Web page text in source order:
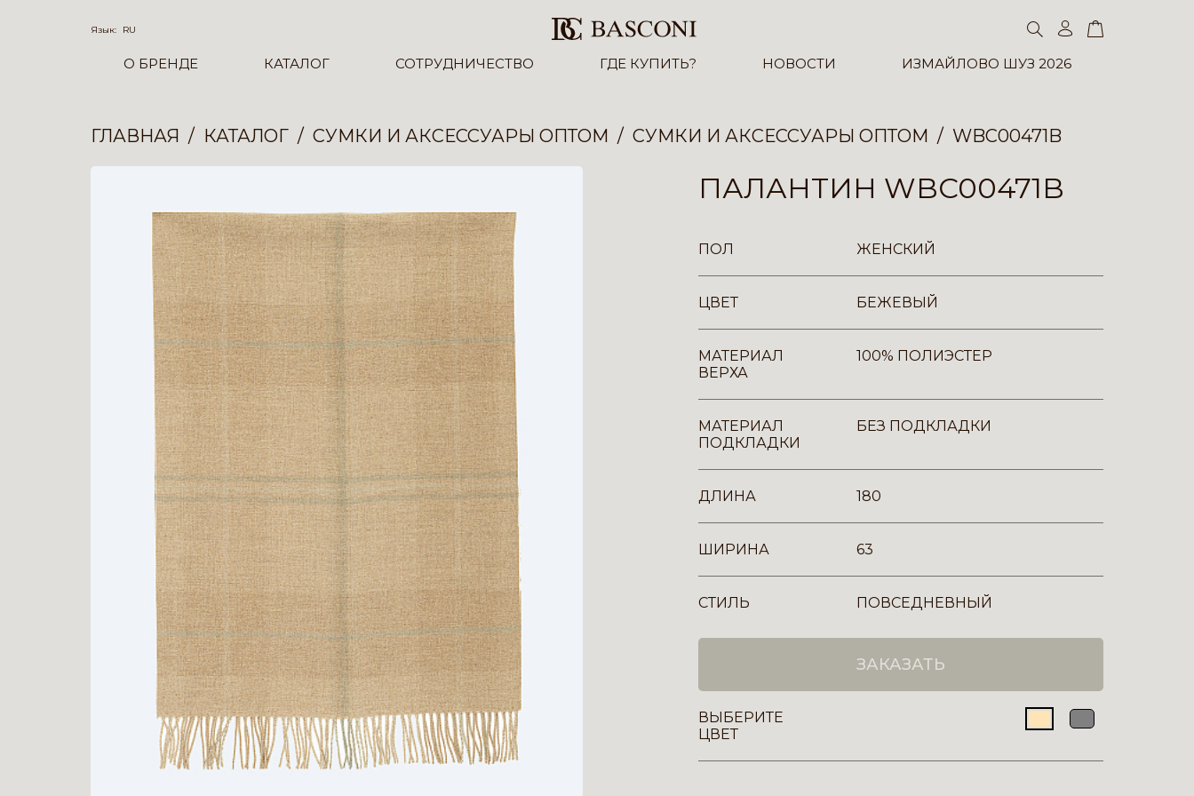
Язык: RU
О БРЕНДЕ КАТАЛОГ СОТРУДНИЧЕСТВО ГДЕ КУПИТЬ? НОВОСТИ ИЗМАЙЛОВО ШУЗ 2026
ГЛАВНАЯ КАТАЛОГ СУМКИ И АКСЕССУАРЫ ОПТОМ СУМКИ И АКСЕССУАРЫ ОПТОМ WBC00471B
ПАЛАНТИН WBC00471B
ПОЛ ЖЕНСКИЙ
ЦВЕТ БЕЖЕВЫЙ
МАТЕРИАЛ
ВЕРХА
100% ПОЛИЭСТЕР
МАТЕРИАЛ
ПОДКЛАДКИ
БЕЗ ПОДКЛАДКИ
ДЛИНА 180
ШИРИНА 63
СТИЛЬ ПОВСЕДНЕВНЫЙ
ЗАКАЗАТЬ
ВЫБЕРИТЕ
ЦВЕТ